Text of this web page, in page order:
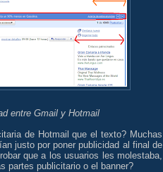
entre Gmail y Hotmail
de Hotmail que el texto? Muchas
justo por poner publicidad al final de
que a los usuarios les molestaba,
partes publicitario o el banner?